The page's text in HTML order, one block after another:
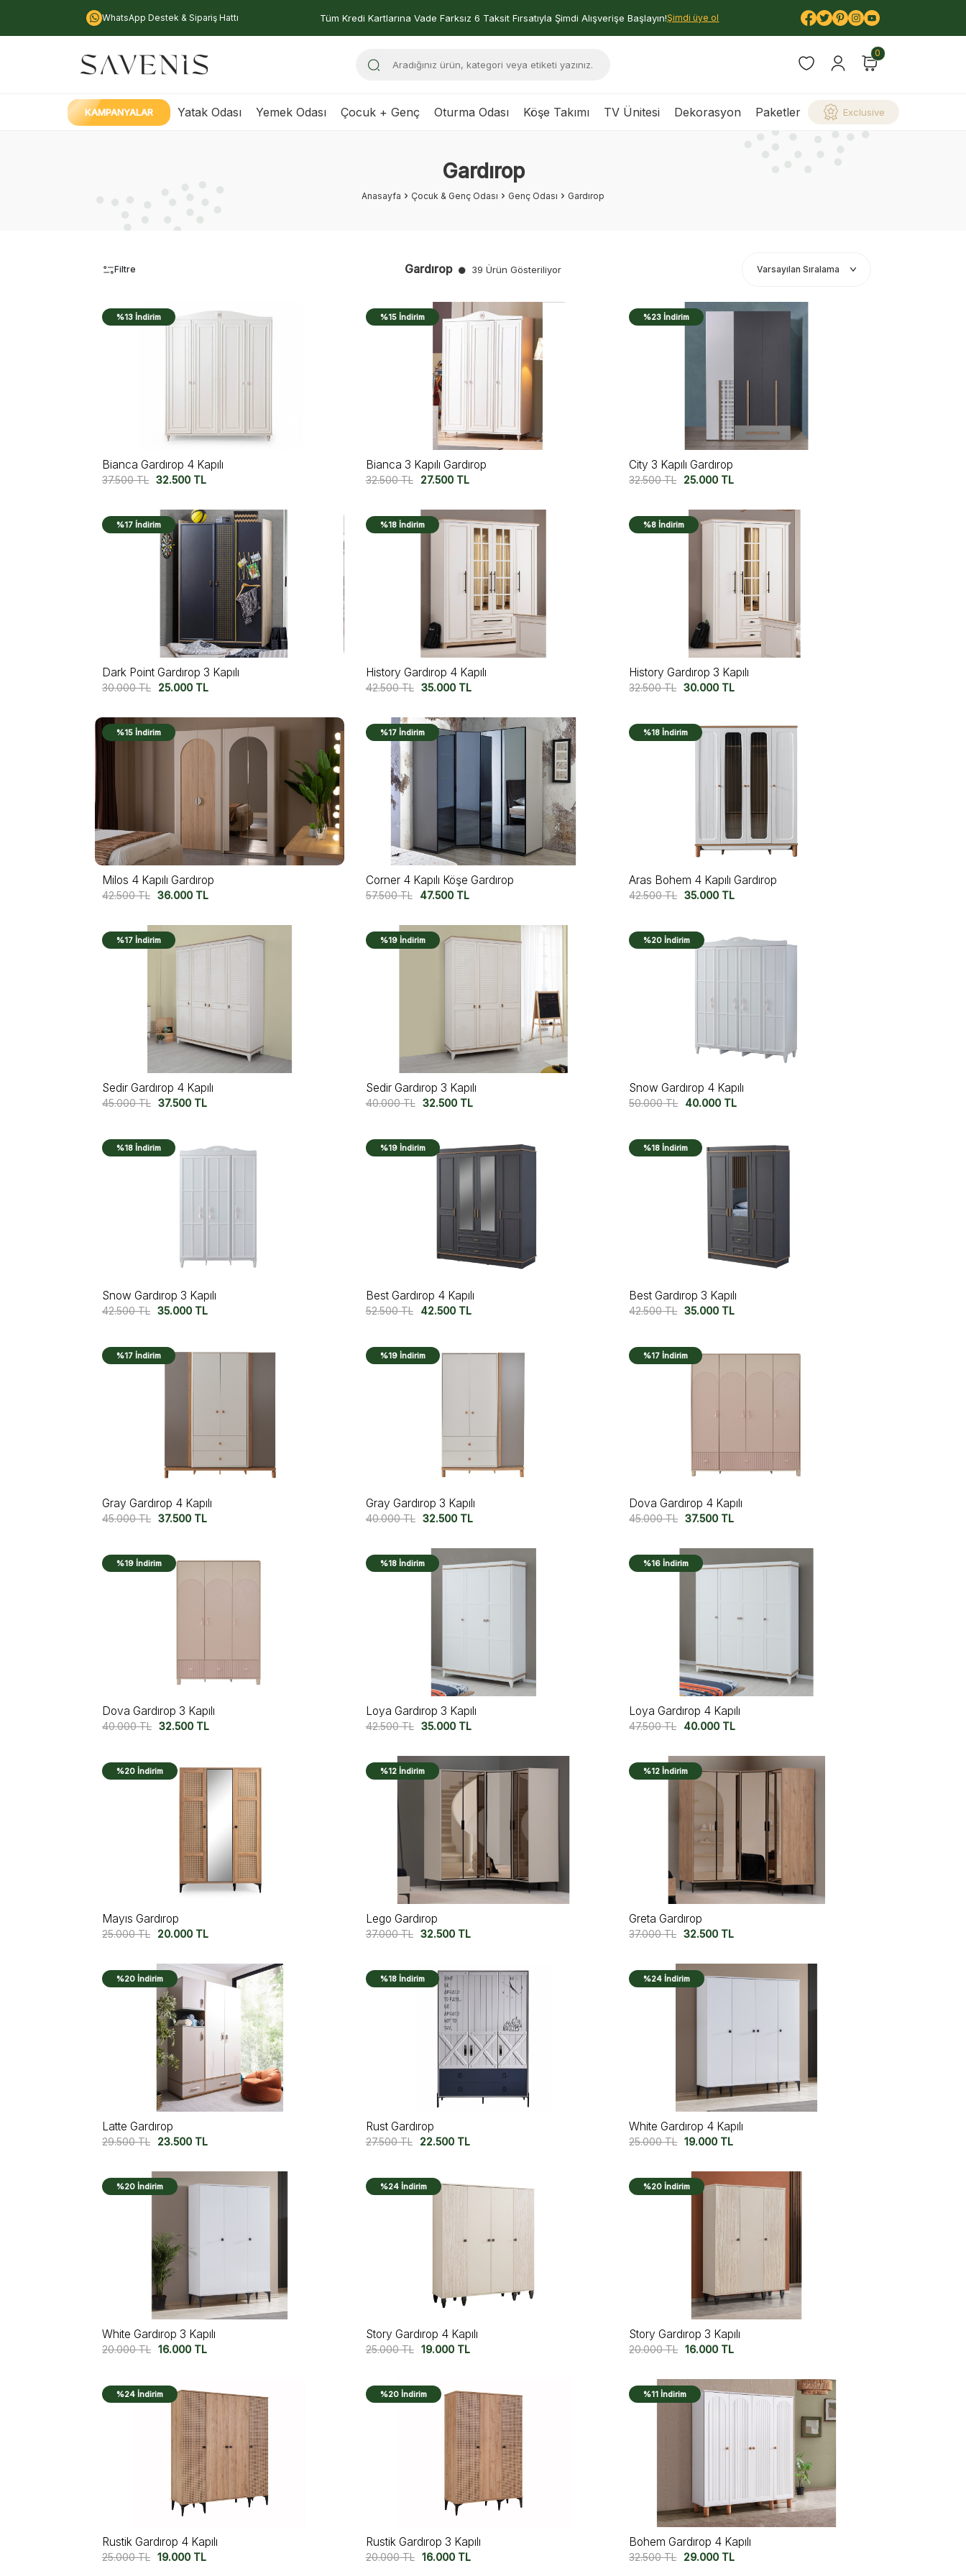
WhatsApp Destek & Sipariş Hattı Tüm Kredi Kartlarına Vade Farksız 6 Taksit Fırsatıyla Şimdi Alışverişe Başlayın!Şimdi üye ol
0
KAMPANYALAR Yatak Odası Yemek Odası Çocuk + Genç Oturma Odası Köşe Takımı TV Ünitesi Dekorasyon Paketler Exclusive
Gardırop
Anasayfa Çocuk & Genç Odası Genç Odası Gardırop
Gardırop 39 Ürün Gösteriliyor
Filtre
%13 İndirim
Bianca Gardırop 4 Kapılı
37.500TL 32.500 TL
%15 İndirim
Bianca 3 Kapılı Gardırop
32.500TL 27.500TL
%23 İndirim
City 3 Kapılı Gardırop
32.500TL 25.000 TL
%17 İndirim
Dark Point Gardırop 3 Kapılı
30.000TL 25.000 TL
%18 İndirim
History Gardırop 4 Kapılı
42.500TL 35.000TL
%8 İndirim
History Gardırop 3 Kapılı
32.500TL 30.000 TL
%15 İndirim
Milos 4 Kapılı Gardırop
42.500TL 36.000 TL
%17 İndirim
Corner 4 Kapılı Köşe Gardırop
57.500TL 47.500TL
%18 İndirim
Aras Bohem 4 Kapılı Gardırop
42.500TL 35.000 TL
%17 İndirim
Sedir Gardırop 4 Kapılı
45.000TL 37.500 TL
%19 İndirim
Sedir Gardırop 3 Kapılı
40.000TL 32.500TL
%20 İndirim
Snow Gardırop 4 Kapılı
50.000TL 40.000 TL
%18 İndirim
Snow Gardırop 3 Kapılı
42.500TL 35.000 TL
%19 İndirim
Best Gardırop 4 Kapılı
52.500TL 42.500TL
%18 İndirim
Best Gardırop 3 Kapılı
42.500TL 35.000 TL
%17 İndirim
Gray Gardırop 4 Kapılı
45.000TL 37.500 TL
%19 İndirim
Gray Gardırop 3 Kapılı
40.000TL 32.500TL
%17 İndirim
Dova Gardırop 4 Kapılı
45.000TL 37.500 TL
%19 İndirim
Dova Gardırop 3 Kapılı
40.000TL 32.500 TL
%18 İndirim
Loya Gardırop 3 Kapılı
42.500TL 35.000TL
%16 İndirim
Loya Gardırop 4 Kapılı
47.500TL 40.000 TL
%20 İndirim
Mayıs Gardırop
25.000TL 20.000 TL
%12 İndirim
Lego Gardırop
37.000TL 32.500TL
%12 İndirim
Greta Gardırop
37.000TL 32.500 TL
%20 İndirim
Latte Gardırop
29.500TL 23.500 TL
%18 İndirim
Rust Gardırop
27.500TL 22.500TL
%24 İndirim
White Gardırop 4 Kapılı
25.000TL 19.000 TL
%20 İndirim
White Gardırop 3 Kapılı
20.000TL 16.000 TL
%24 İndirim
Story Gardırop 4 Kapılı
25.000TL 19.000TL
%20 İndirim
Story Gardırop 3 Kapılı
20.000TL 16.000 TL
%24 İndirim
Rustik Gardırop 4 Kapılı
25.000TL 19.000 TL
%20 İndirim
Rustik Gardırop 3 Kapılı
20.000TL 16.000TL
%11 İndirim
Bohem Gardırop 4 Kapılı
32.500TL 29.000 TL